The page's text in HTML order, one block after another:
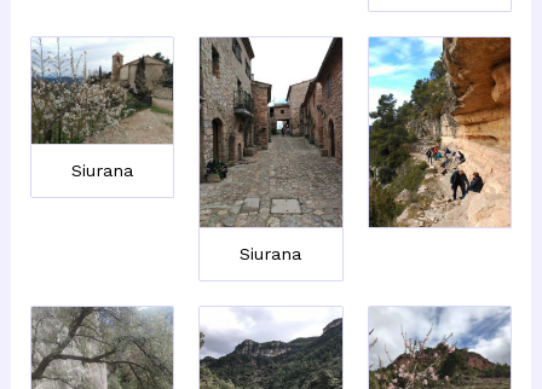
Siurana
Siurana